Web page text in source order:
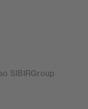
SIBIRGroup